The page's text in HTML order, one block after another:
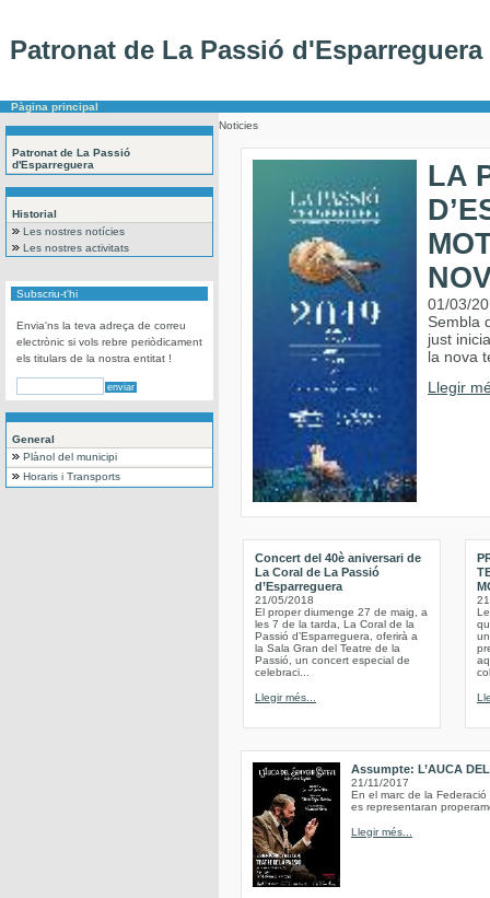
Patronat de La Passió d'Esparreguera
Pàgina principal
Patronat de La Passió
d'Esparreguera
Historial
Les nostres notícies
Les nostres activitats
Subscriu-t'hi
Envia'ns la teva adreça de correu
electrònic si vols rebre periòdicament
els titulars de la nostra entitat !
General
Plànol del municipi
Horaris i Transports
Noticies
LA
01/03/
Sembla
just
la nova
Llegir
Concert del 40è aniversari de
La Coral de La Passió
d’Esparreguera
21/05/2018
El proper diumenge 27 de maig, a
les 7 de la tarda, La Coral de la
Passió d’Esparreguera, oferirà a
la Sala Gran del Teatre de la
Passió, un concert especial de
celebraci...
Llegir més...
Assumpte: L’AUCA
21/11/2017
En el marc de la
es representaran
Llegir més...